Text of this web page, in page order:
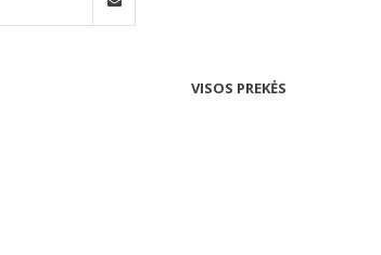
VISOS PREKĖS